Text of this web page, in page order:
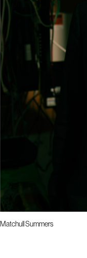
Matchull Summers